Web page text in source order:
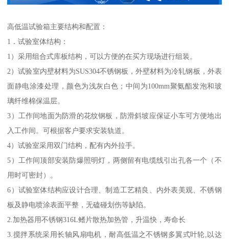
高低温试验箱主要结构和配置：
1．试验室体结构：
1）采用组合式库板结构，可以方便的在买方现场进行组装。
2）试验室内壁材料为SUS304不锈钢板，外壁材料为冷轧钢板，外表
面静电涂漆处理，颜色为浅灰白色；中间为100mm聚氨酯发泡和玻
璃纤维棉保温层。
3）工作间地面为防滑的花纹钢板，防滑斜坡应保证小车可方便地出
入工作间。可根据客户要求安装轨道。
4）试验室采用双门结构，配有内外拉手。
5）工作间顶部安装防爆照明灯，两侧留有电缆线引出孔各一个（不
用时可密封）。
6）试验室体结构应设计合理、制造工艺精良、内外表美观、不锈钢
板及静电喷涂表面平整，无磕碰划伤等缺陷。
2.加热器用不锈钢316L鳍片散热加热管，升温快，寿命长
3.搅拌系统采用长轴风扇电机，耐高低温之不锈钢多翼式叶轮,以达